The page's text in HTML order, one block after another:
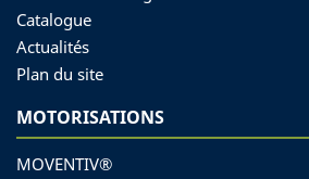
Catalogue
Actualités
Plan du site
MOTORISATIONS
MOVENTIV®